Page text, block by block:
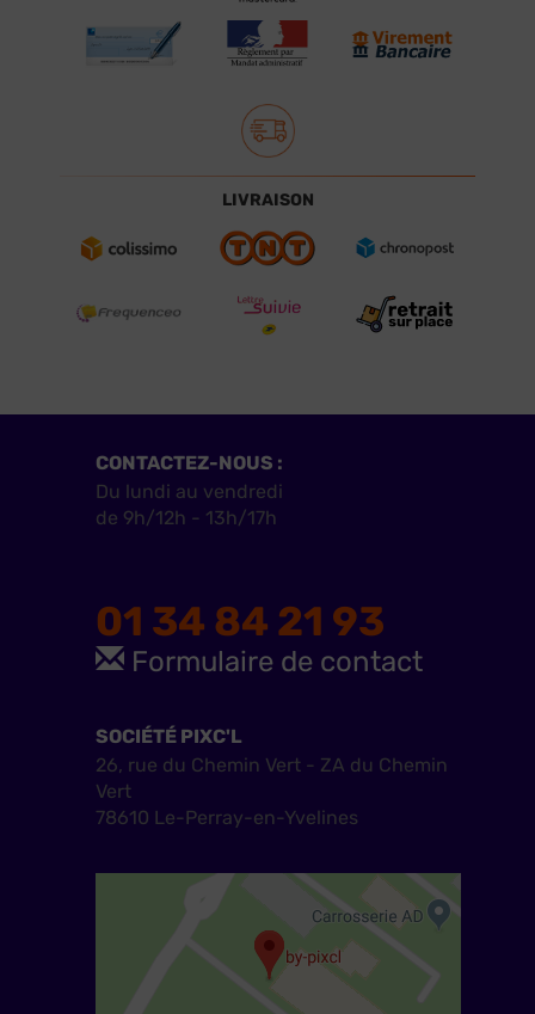
LIVRAISON
CONTACTEZ-NOUS :
Du lundi au vendredi
de 9h/12h - 13h/17h
01 34 84 21 93
Formulaire de contact
SOCIÉTÉ PIXC'L
26, rue du Chemin Vert - ZA du Chemin
Vert
78610 Le-Perray-en-Yvelines